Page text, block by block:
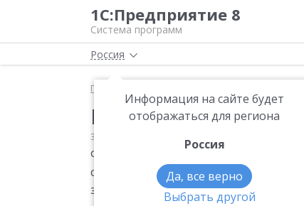
1С:Предприятие 8
Система программ
Россия
Информация на сайте будет
отображаться для региона
Россия
Да, все верно
Выбрать другой
Главная
Изменение формы
31.05.2022
Форма расчета по начисленным и
социальное страхование от
заболеваний (форма 4-ФСС).Приказ